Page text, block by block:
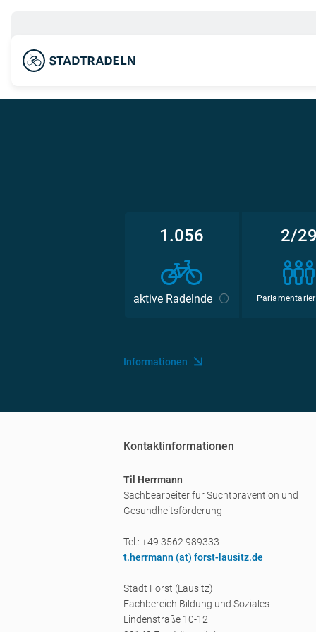
1.056
aktive Radelnde
2/29
Informationen
Kontaktinformationen
Til Herrmann
Sachbearbeiter für Suchtprävention und
Gesundheitsförderung
Tel.: +49 3562 989333
t.herrmann (at) forst-lausitz.de
Stadt Forst (Lausitz)
Fachbereich Bildung und Soziales
Lindenstraße 10-12